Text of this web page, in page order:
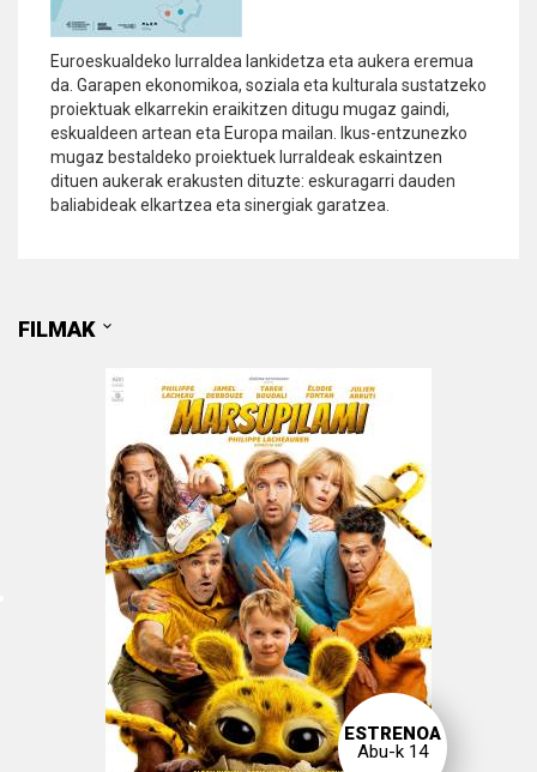
Euroeskualdeko lurraldea lankidetza eta aukera eremua
da. Garapen ekonomikoa, soziala eta kulturala sustatzeko
proiektuak elkarrekin eraikitzen ditugu mugaz gaindi,
eskualdeen artean eta Europa mailan. Ikus-entzunezko
mugaz bestaldeko proiektuek lurraldeak eskaintzen
dituen aukerak erakusten dituzte: eskuragarri dauden
baliabideak elkartzea eta sinergiak garatzea.
FILMAK
FILMAK
ESTRENOA
Abu-k 14